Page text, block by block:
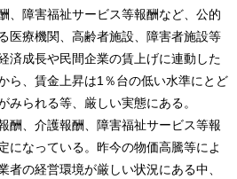
、障害福祉サービス等報酬など、公的
医療機関、高齢者施設、障害者施設等
済成長や民間企業の賃上げに連動した
ら、賃金上昇は1％台の低い水準にとど
みられる等、厳しい実態にある。
酬、介護報酬、障害福祉サービス等報
になっている。昨今の物価高騰等によ
者の経営環境が厳しい状況にある中、